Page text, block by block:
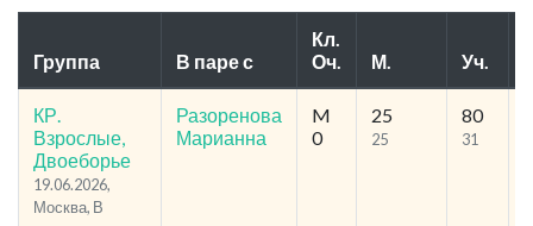
Группа В паре с
Кл.
Оч.
М. Уч.
КР.
Взрослые,
Двоеборье
19.06.2026,
Москва, В
Разоренова
Марианна
M
0
25
25
80
31